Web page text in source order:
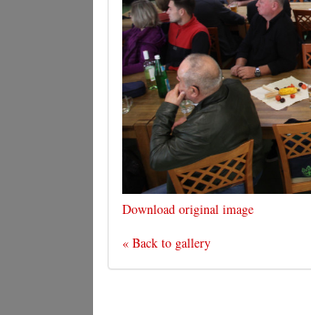
Download original image
« Back to gallery